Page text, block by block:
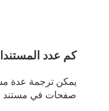
كم عدد
صفحات في مستند